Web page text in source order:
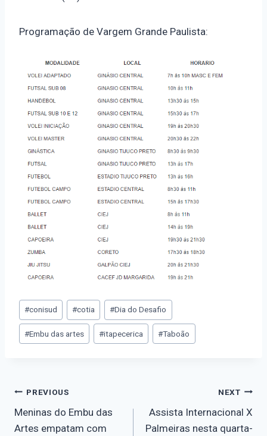
Programação de Vargem Grande Paulista:
#conisud #cotia #Dia do Desafio
#Embu das artes #itapecerica #Taboão
PREVIOUS
Meninas do Embu das
Artes empatam com
NEXT
Assista Internacional X
Palmeiras nesta quarta-